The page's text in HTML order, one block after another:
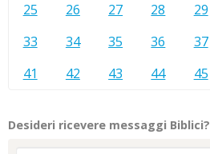
25
26 27 28 29
33
34 35 36 37
41
42 43 44 45
Desideri ricevere messaggi Biblici?